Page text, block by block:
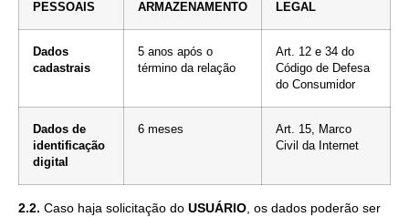
PESSOAIS
ARMAZENAMENTO
LEGAL
Dados
cadastrais
5 anos após o
término da relação
Art. 12 e 34 do
Código de Defesa
do Consumidor
Dados de
identificação
digital
6 meses
Art. 15, Marco
Civil da Internet
2.2. Caso haja solicitação do USUÁRIO, os dados poderão ser